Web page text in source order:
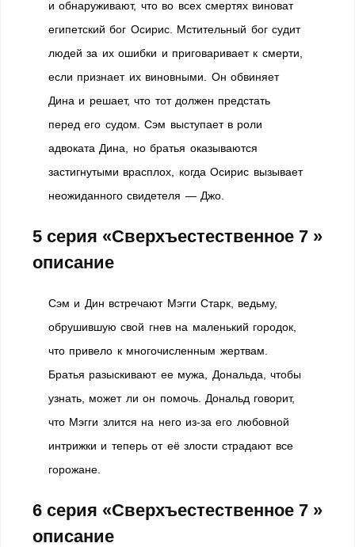
и обнаруживают, что во всех смертях виноват
египетский бог Осирис. Мстительный бог судит
людей за их ошибки и приговаривает к смерти,
если признает их виновными. Он обвиняет
Дина и решает, что тот должен предстать
перед его судом. Сэм выступает в роли
адвоката Дина, но братья оказываются
застигнутыми врасплох, когда Осирис вызывает
неожиданного свидетеля — Джо.
5 серия «Сверхъестественное 7 »
описание
Сэм и Дин встречают Мэгги Старк, ведьму,
обрушившую свой гнев на маленький городок,
что привело к многочисленным жертвам.
Братья разыскивают ее мужа, Дональда, чтобы
узнать, может ли он помочь. Дональд говорит,
что Мэгги злится на него из-за его любовной
интрижки и теперь от её злости страдают все
горожане.
6 серия «Сверхъестественное 7 »
описание